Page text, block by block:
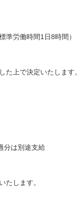
準労働時間1日8時間）
上で決定いたします。
分は別途支給
たします。